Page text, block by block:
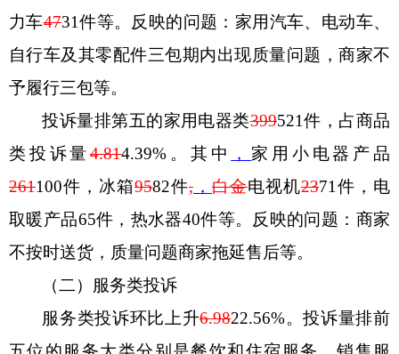
力车4731件等。反映的问题： 家用汽车、电动车、
自行车及其零配件三包期内出现质量问题，商家不
予履行三包等。
投诉量排第五的家用电器类399521件，占商品
类投诉量4.814.39% 。其中 ， 家用小电器产品
261100件， 冰箱9582件, ， 白金电视机2371件，电
取暖产品65件，热水器40件等。反映的问题： 商家
不按时送货，质量问题商家拖延售后等。
（二）服务类投诉
服务类投诉环比上升6.9822.56%。投诉量排前